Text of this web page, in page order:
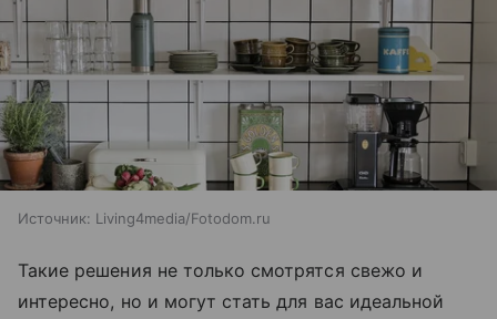
Источник: Living4media/Fotodom.ru
Такие решения не только смотрятся свежо и
интересно, но и могут стать для вас идеальной